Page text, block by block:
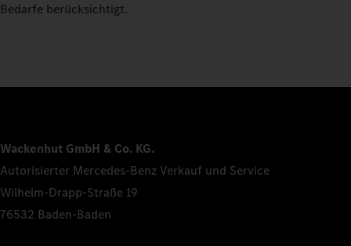
Bedarfe berücksichtigt.
Wackenhut GmbH & Co. KG.
Autorisierter Mercedes-Benz Verkauf und Service
Wilhelm-Drapp-Straße 19
76532 Baden-Baden